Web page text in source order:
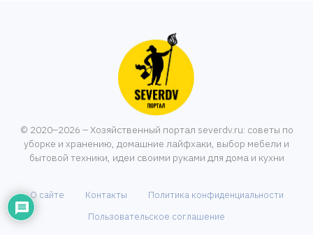
© 2020–2026 – Хозяйственный портал severdv.ru: советы по
уборке и хранению, домашние лайфхаки, выбор мебели и
бытовой техники, идеи своими руками для дома и кухни
О сайте Контакты
Политика конфиденциальности
Пользовательское соглашение